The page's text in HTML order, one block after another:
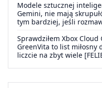
Modele sztucznej
Gemini, nie mają
tym bardziej, jeśli
Sprawdziłem Xbox
GreenVita to list
liczcie na zbyt wiele